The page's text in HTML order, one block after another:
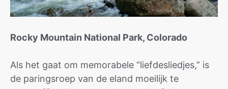
Rocky Mountain National Park, Colorado
Als het gaat om memorabele “liefdesliedjes,” is
de paringsroep van de eland moeilijk te